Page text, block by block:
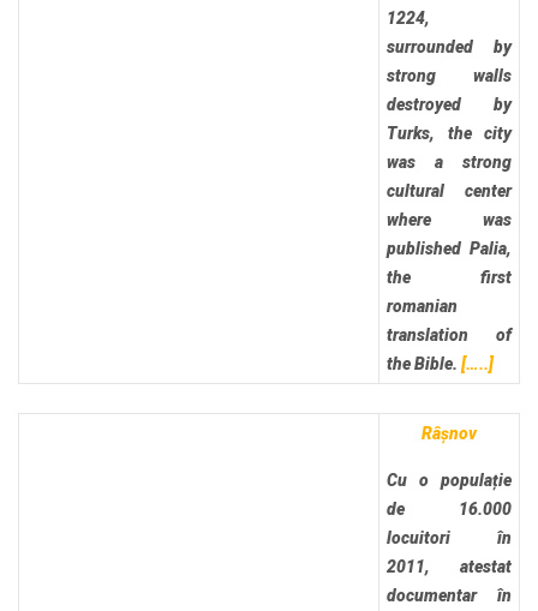
1224,
surrounded by
strong walls
destroyed by
Turks, the city
was a strong
cultural center
where was
published Palia,
the first
romanian
translation of
the Bible. […..]
Râșnov
Cu o populație
de 16.000
locuitori în
2011, atestat
documentar în